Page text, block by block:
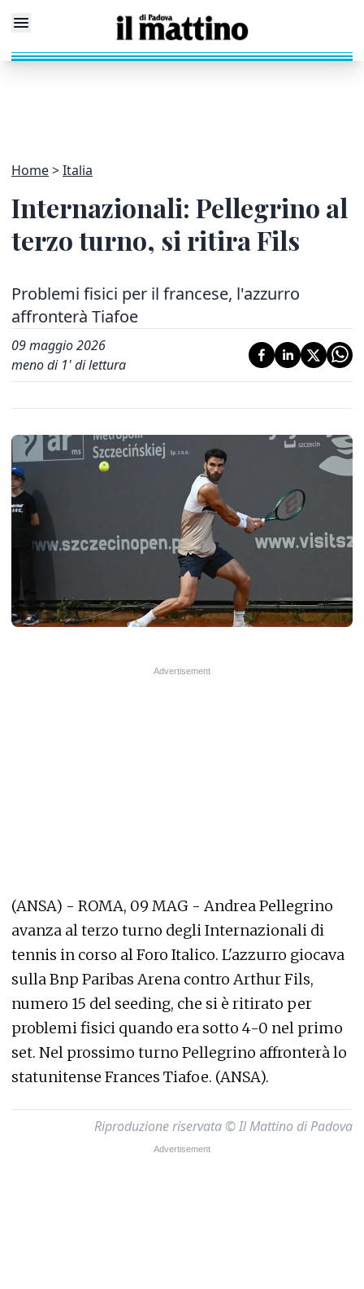
Home Italia
Internazionali: Pellegrino al
terzo turno, si ritira Fils
Problemi fisici per il francese, l'azzurro
affronterà Tiafoe
09 maggio 2026
meno di 1' di lettura
(ANSA) - ROMA, 09 MAG - Andrea Pellegrino
avanza al terzo turno degli Internazionali di
tennis in corso al Foro Italico. L'azzurro giocava
sulla Bnp Paribas Arena contro Arthur Fils,
numero 15 del seeding, che si è ritirato per
problemi fisici quando era sotto 4-0 nel primo
set. Nel prossimo turno Pellegrino affronterà lo
statunitense Frances Tiafoe. (ANSA).
Riproduzione riservata © Il Mattino di Padova